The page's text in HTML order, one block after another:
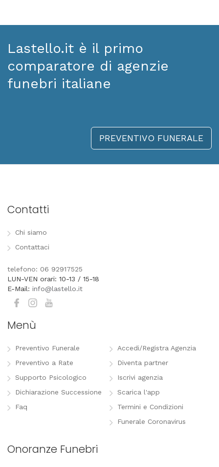
Lastello.it è il primo
comparatore di agenzie
funebri italiane
PREVENTIVO FUNERALE
Contatti
Chi siamo
Contattaci
telefono: 06 92917525
LUN-VEN orari: 10-13 / 15-18
E-Mail: info@lastello.it
Menù
Preventivo Funerale
Preventivo a Rate
Supporto Psicologico
Dichiarazione Successione
Faq
Accedi/Registra Agenzia
Diventa partner
Iscrivi agenzia
Scarica l'app
Termini e Condizioni
Funerale Coronavirus
Onoranze Funebri